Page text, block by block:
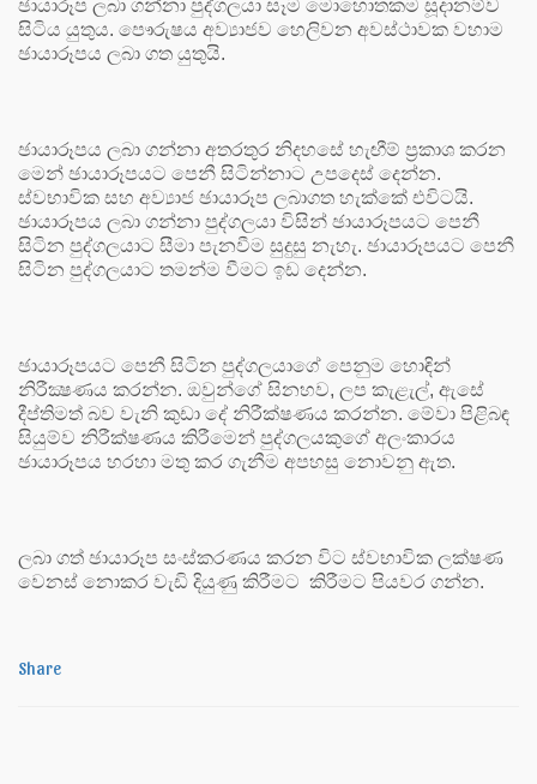
ඡායාරූප ලබා ගන්නා පුද්ගලයා සෑම මොහොතකම සූදානම්ව
සිටිය යුතුය. පෞරුෂය අව්‍යාජව හෙලිවන අවස්ථාවක වහාම
ඡායාරූපය ලබා ගත යුතුයි.
ඡායාරූපය ලබා ගන්නා අතරතුර නිදහසේ හැඟීම් ප්‍රකාශ කරන
මෙන් ඡායාරූපයට පෙනී සිටින්නාට උපදෙස් දෙන්න.
ස්වභාවික සහ අව්‍යාජ ඡායාරූප ලබාගත හැක්කේ එවිටයි.
ඡායාරූපය ලබා ගන්නා පුද්ගලයා විසින් ඡායාරූපයට පෙනී
සිටින පුද්ගලයාට සීමා පැනවීම සුදුසු නැහැ. ඡායාරූපයට පෙනී
සිටින පුද්ගලයාට තමන්ම වීමට ඉඩ දෙන්න.
ඡායාරූපයට පෙනී සිටින පුද්ගලයාගේ පෙනුම හොඳින්
නිරීක්‍ෂණය කරන්න. ඔවුන්ගේ සිනහව, ලප කැළැල්, ඇසේ
දීප්තිමත් බව වැනි කුඩා දේ නිරීක්ෂණය කරන්න. මේවා පිළිබඳ
සියුම්ව නිරීක්ෂණය කිරීමෙන් පුද්ගලයකුගේ අලංකාරය
ඡායාරූපය හරහා මතු කර ගැනීම අපහසු නොවනු ඇත.
ලබා ගත් ඡායාරූප සංස්කරණය කරන විට ස්වභාවික ලක්ෂණ
වෙනස් නොකර වැඩි දියුණු කිරීමට කිරීමට පියවර ගන්න.
Share